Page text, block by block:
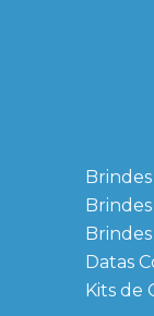
Datas
Kits de